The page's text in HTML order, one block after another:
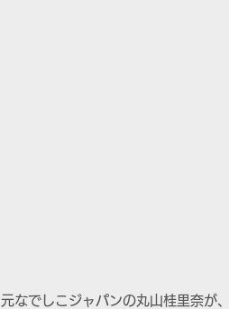
元なでしこジャパンの丸山桂里奈